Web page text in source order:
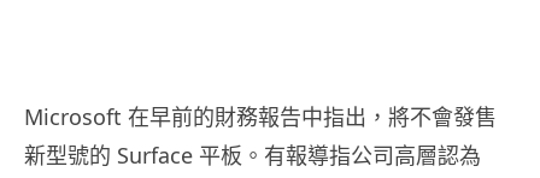
Microsoft 在早前的財務報告中指出，將不會發售
新型號的 Surface 平板。有報導指公司高層認為